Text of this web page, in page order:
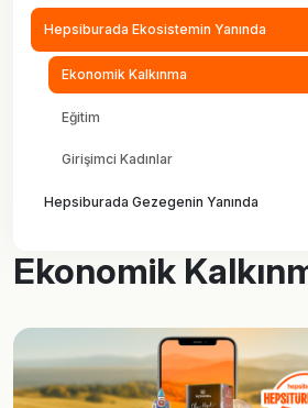
Sürdürülebilirlik Raporu
Hepsiburada Ekosistemin Yanında
Ekonomik Kalkınma
Eğitim
Girişimci Kadınlar
Hepsiburada Gezegenin Yanında
Can Dostlarımız
Ekonomik